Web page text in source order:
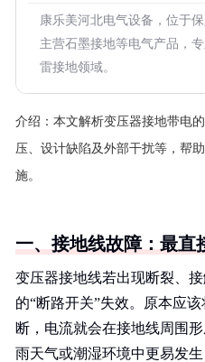
康乐美河北电气设备，位于
主营石墨接地等电气产品，
雷接地领域。
介绍： 本文解析变压器接地带电
压、设计缺陷及外部干扰等，帮
施。
一、接地线故障：最直
变压器接地线若出现断裂、
的“断路开关”失效。原本应
断，电流就会在接地线周围
雨天气或潮湿环境中更易发